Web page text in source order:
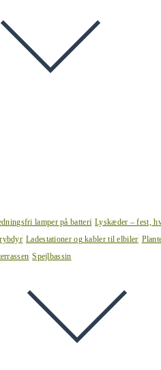
lamper på batteri Lyskæder – fest,
Ladestationer og kabler til elbiler
Spejlbassin